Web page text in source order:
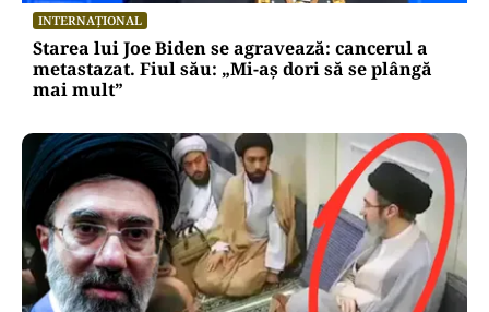
INTERNAȚIONAL
Starea lui Joe Biden se agravează: cancerul a
metastazat. Fiul său: „Mi-aș dori să se plângă
mai mult”